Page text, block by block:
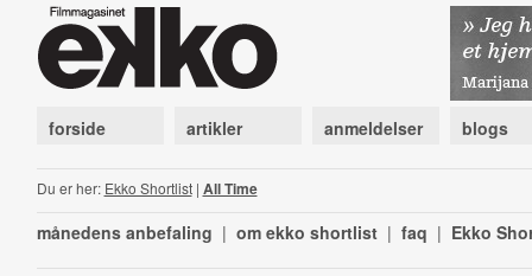
forside artikler anmeldelser blogs
Du er her: Ekko Shortlist| All Time
månedens anbefaling | om ekko shortlist | faq | Ekko